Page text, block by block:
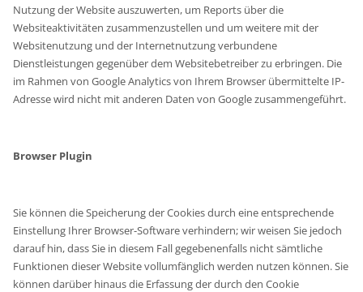
Nutzung der Website auszuwerten, um Reports über die
Websiteaktivitäten zusammenzustellen und um weitere mit der
Websitenutzung und der Internetnutzung verbundene
Dienstleistungen gegenüber dem Websitebetreiber zu erbringen. Die
im Rahmen von Google Analytics von Ihrem Browser übermittelte IP-
Adresse wird nicht mit anderen Daten von Google zusammengeführt.
Browser Plugin
Sie können die Speicherung der Cookies durch eine entsprechende
Einstellung Ihrer Browser-Software verhindern; wir weisen Sie jedoch
darauf hin, dass Sie in diesem Fall gegebenenfalls nicht sämtliche
Funktionen dieser Website vollumfänglich werden nutzen können. Sie
können darüber hinaus die Erfassung der durch den Cookie